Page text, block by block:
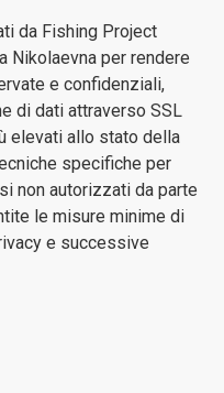
da Fishing Project
Nikolaevna per rendere
e confidenziali,
di dati attraverso SSL
elevati allo stato della
specifiche per
non autorizzati da parte
le misure minime di
e successive